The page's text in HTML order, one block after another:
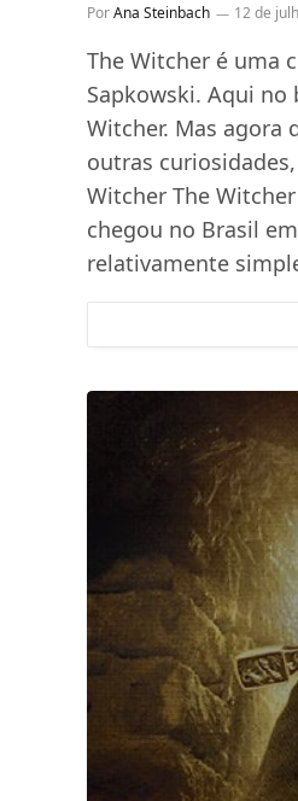
PorAna Steinbach 12 de
The Witcher é uma
Sapkowski. Aqui no
Witcher. Mas agora
outras
Witcher The
chegou no Brasil
relativamente